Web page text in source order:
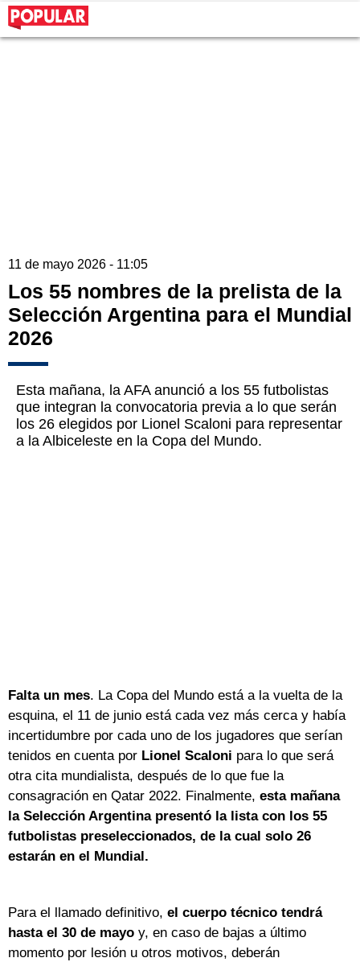
11 de mayo 2026 - 11:05
Los 55 nombres de la prelista de la
Selección Argentina para el Mundial
2026
Esta mañana, la AFA anunció a los 55 futbolistas
que integran la convocatoria previa a lo que serán
los 26 elegidos por Lionel Scaloni para representar
a la Albiceleste en la Copa del Mundo.
Falta un mes. La Copa del Mundo está a la vuelta de la
esquina, el 11 de junio está cada vez más cerca y había
incertidumbre por cada uno de los jugadores que serían
tenidos en cuenta por Lionel Scaloni para lo que será
otra cita mundialista, después de lo que fue la
consagración en Qatar 2022. Finalmente, esta mañana
la Selección Argentina presentó la lista con los 55
futbolistas preseleccionados, de la cual solo 26
estarán en el Mundial.
Para el llamado definitivo, el cuerpo técnico tendrá
hasta el 30 de mayo y, en caso de bajas a último
momento por lesión u otros motivos, deberán